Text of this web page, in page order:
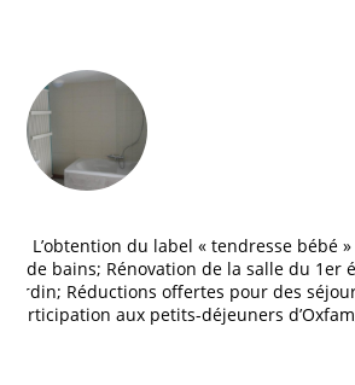
L’obtention du label « tendresse bébé »
de bains; Rénovation de la salle du 1er
Réductions offertes pour des
aux petits-déjeuners